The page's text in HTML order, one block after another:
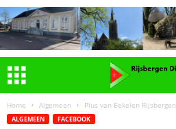
Home Algemeen Plus van Eekelen Rijsbergen
ALGEMEEN FACEBOOK